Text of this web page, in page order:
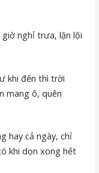
nghỉ trưa, lặn lội
khi đến thì trời
mang ô, quên
hay cả ngày, chỉ
khi dọn xong hết